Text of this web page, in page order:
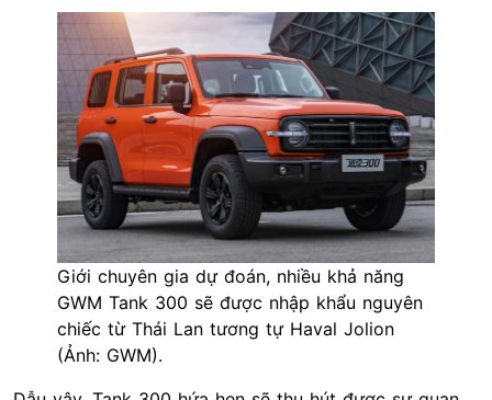
Giới chuyên gia dự đoán, nhiều khả năng
GWM Tank 300 sẽ được nhập khẩu nguyên
chiếc từ Thái Lan tương tự Haval Jolion
(Ảnh: GWM).